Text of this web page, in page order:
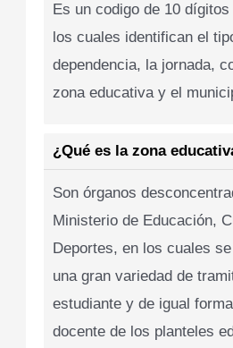
Es un codigo de 10
los cuales identifican el
dependencia, la jornada,
zona educativa y el
¿Qué es la zona
Son órganos
Ministerio de Educación,
Deportes, en los cuales
una gran variedad de
estudiante y de igual
docente de los planteles